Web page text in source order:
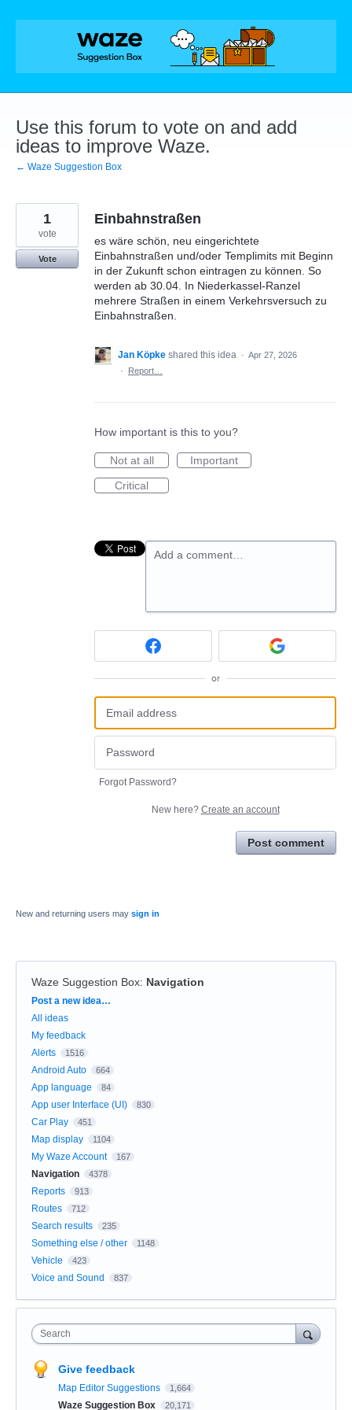
Skip
Use this forum to vote on and add
ideas to improve Waze.
← Waze Suggestion Box
Einbahnstraßen
es wäre schön, neu eingerichtete
Einbahnstraßen und/oder Templimits mit Beginn
in der Zukunft schon eintragen zu können. So
werden ab 30.04. In Niederkassel-Ranzel
mehrere Straßen in einem Verkehrsversuch zu
Einbahnstraßen.
1
vote
Vote
Jan Köpke shared this idea · Apr 27, 2026
·
Report…
How important is this to you?
Not at all
Important
Critical
Add a comment…
or
Forgot Password?
New here? Create an account
Post comment
New and returning users may sign in
Waze Suggestion Box: Navigation
Categories
Post a new idea…
All ideas
My feedback
Alerts
1516
Android Auto 664
App language 84
App user Interface (UI) 830
Car Play 451
Map display 1104
My Waze Account 167
Navigation 4378
Reports 913
Routes 712
Search results 235
Something else / other 1148
Vehicle 423
Voice and Sound 837
Search
Give feedback
Map Editor Suggestions 1,664
Waze Suggestion Box 20,171